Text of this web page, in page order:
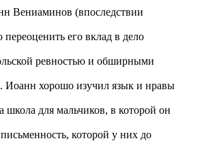
Вениаминов (впоследствии
его вклад в дело
ревностью и обширными
Иоанн хорошо изучил язык и нравы
для мальчиков, в которой он
которой у них до